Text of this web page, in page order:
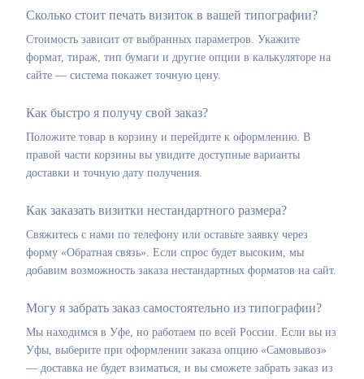
Сколько стоит печать визиток в вашей типографии?
Стоимость зависит от выбранных параметров. Укажите
формат, тираж, тип бумаги и другие опции в калькуляторе на
сайте — система покажет точную цену.
Как быстро я получу свой заказ?
Положите товар в корзину и перейдите к оформлению. В
правой части корзины вы увидите доступные варианты
доставки и точную дату получения.
Как заказать визитки нестандартного размера?
Свяжитесь с нами по телефону или оставьте заявку через
форму «Обратная связь». Если спрос будет высоким, мы
добавим возможность заказа нестандартных форматов на сайт.
Могу я забрать заказ самостоятельно из типографии?
Мы находимся в Уфе, но работаем по всей России. Если вы из
Уфы, выберите при оформлении заказа опцию «Самовывоз»
— доставка не будет взиматься, и вы сможете забрать заказ из